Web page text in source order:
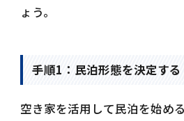
ょう。
手順1：民泊形態を決定する
空き家を活用して民泊を始め